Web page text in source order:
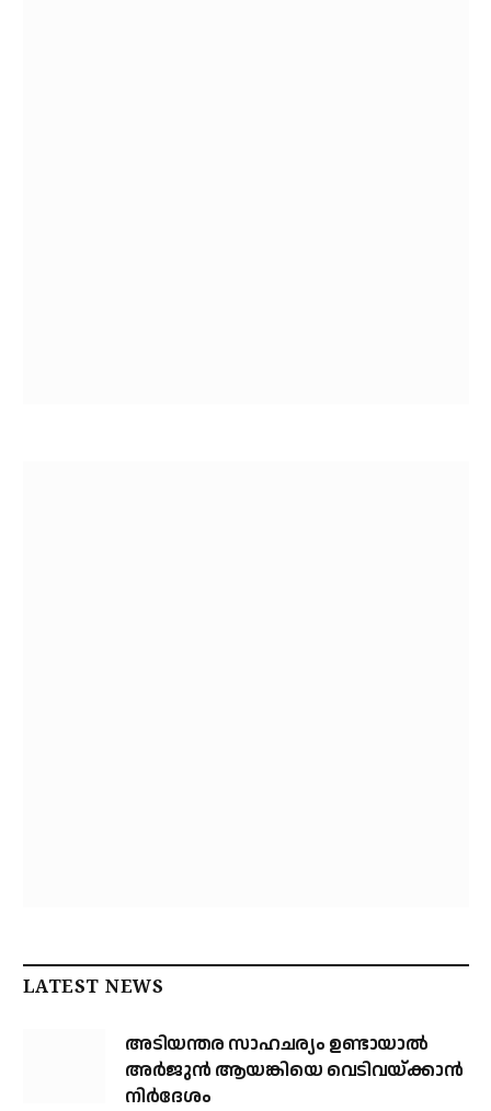
LATEST NEWS
അടിയന്തര സാഹചര്യം ഉണ്ടായാല്‍
അര്‍ജുന്‍ ആയങ്കിയെ വെടിവയ്ക്കാന്‍
നിര്‍ദേശം